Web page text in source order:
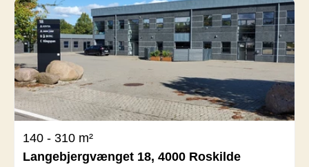
140 - 310 m²
Langebjergvænget 18, 4000 Roskilde